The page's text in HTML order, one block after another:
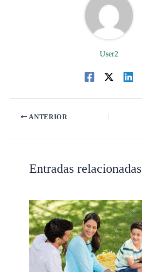
User2
ANTERIOR
Entradas relacionadas